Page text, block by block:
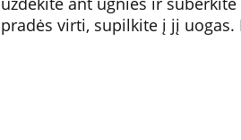
pradės virti, supilkite į jį